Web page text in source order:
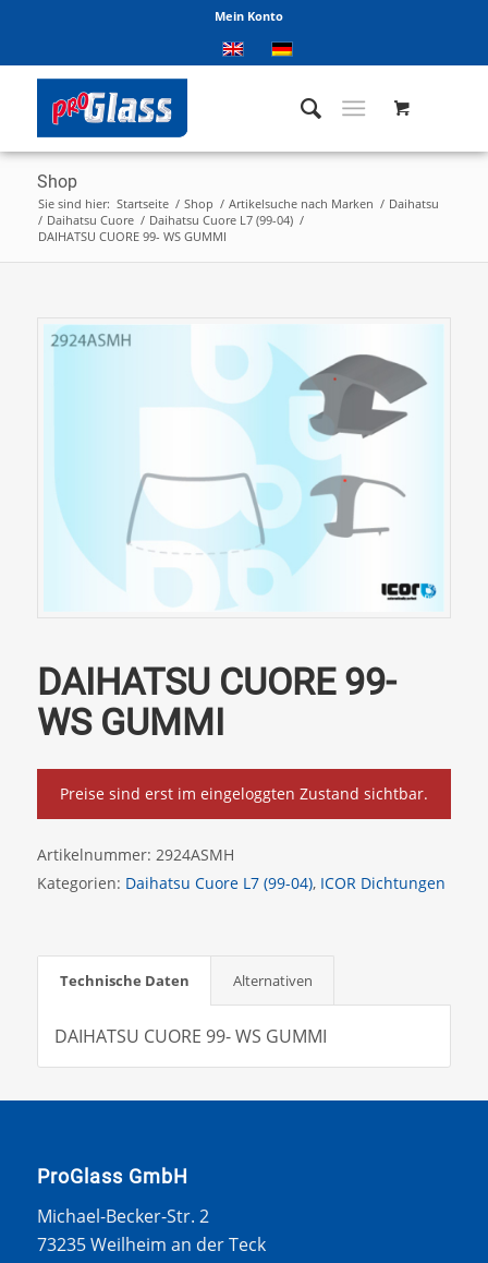
Mein Konto
Shop
Sie sind hier: Startseite / Shop / Artikelsuche nach Marken / Daihatsu
/ Daihatsu Cuore / Daihatsu Cuore L7 (99-04) /
DAIHATSU CUORE 99- WS GUMMI
DAIHATSU CUORE 99-
WS GUMMI
Preise sind erst im eingeloggten Zustand sichtbar.
Artikelnummer: 2924ASMH
Kategorien: Daihatsu Cuore L7 (99-04), ICOR Dichtungen
Technische Daten Alternativen
DAIHATSU CUORE 99- WS GUMMI
ProGlass GmbH
Michael-Becker-Str. 2
73235 Weilheim an der Teck